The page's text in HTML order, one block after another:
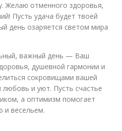
Желаю отменного здоровья,
Пусть удача будет твоей
день озаряется светом мира
важный день — Ваш
душевной гармонии и
сокровищами вашей
и уют. Пусть счастье
а оптимизм помогает
и весельем.